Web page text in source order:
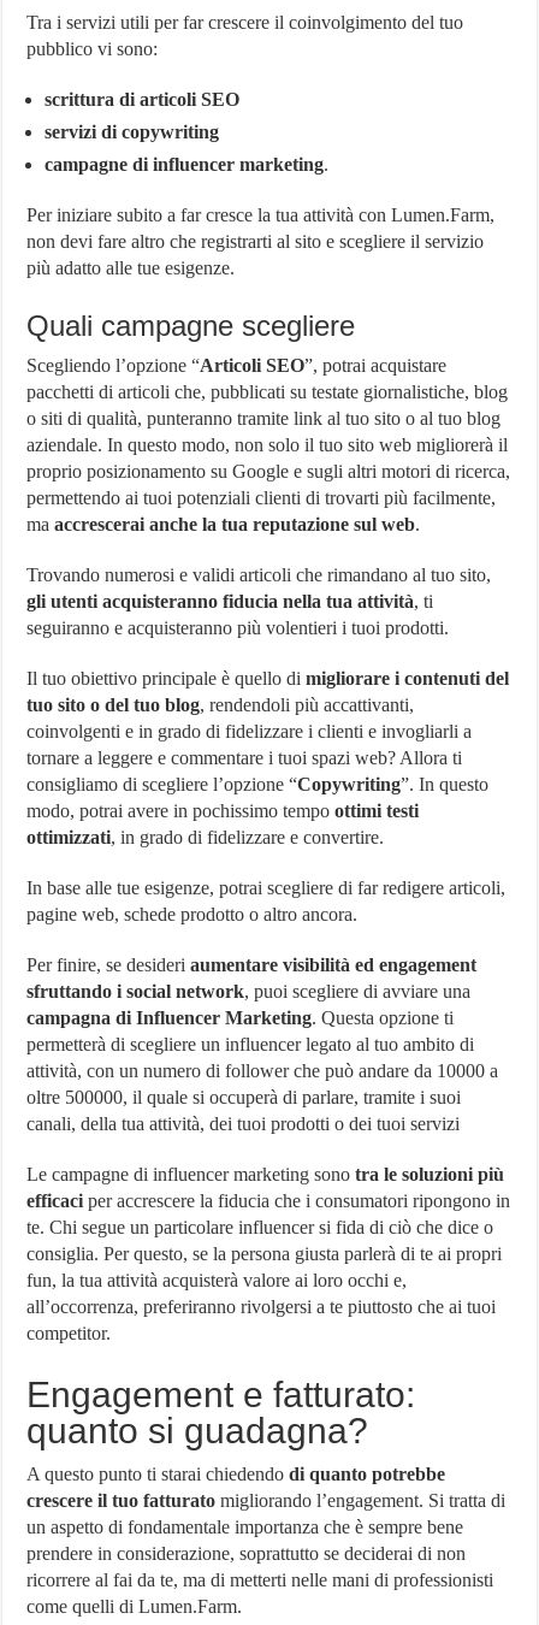
Tra i servizi utili per far crescere il coinvolgimento del tuo
pubblico vi sono:
scrittura di articoli SEO
servizi di copywriting
campagne di influencer marketing.
Per iniziare subito a far cresce la tua attività con Lumen.Farm,
non devi fare altro che registrarti al sito e scegliere il servizio
più adatto alle tue esigenze.
Quali campagne scegliere
Scegliendo l’opzione “Articoli SEO”, potrai acquistare
pacchetti di articoli che, pubblicati su testate giornalistiche, blog
o siti di qualità, punteranno tramite link al tuo sito o al tuo blog
aziendale. In questo modo, non solo il tuo sito web migliorerà il
proprio posizionamento su Google e sugli altri motori di ricerca,
permettendo ai tuoi potenziali clienti di trovarti più facilmente,
maaccrescerai anche la tua reputazione sul web.
Trovando numerosi e validi articoli che rimandano al tuo sito,
gli utenti acquisteranno fiducia nella tua attività, ti
seguiranno e acquisteranno più volentieri i tuoi prodotti.
Il tuo obiettivo principale è quello di migliorare i contenuti del
tuo sito o del tuo blog, rendendoli più accattivanti,
coinvolgenti e in grado di fidelizzare i clienti e invogliarli a
tornare a leggere e commentare i tuoi spazi web? Allora ti
consigliamo di scegliere l’opzione “Copywriting”. In questo
modo, potrai avere in pochissimo tempoottimi testi
ottimizzati, in grado di fidelizzare e convertire.
In base alle tue esigenze, potrai scegliere di far redigere articoli,
pagine web, schede prodotto o altro ancora.
Per finire, se desideri aumentare visibilità ed engagement
sfruttando i social network, puoi scegliere di avviare una
campagna di Influencer Marketing. Questa opzione ti
permetterà di scegliere un influencer legato al tuo ambito di
attività, con un numero di follower che può andare da 10000 a
oltre 500000, il quale si occuperà di parlare, tramite i suoi
canali, della tua attività, dei tuoi prodotti o dei tuoi servizi
Le campagne di influencer marketing sonotra le soluzioni più
efficaci per accrescere la fiducia che i consumatori ripongono in
te. Chi segue un particolare influencer si fida di ciò che dice o
consiglia. Per questo, se la persona giusta parlerà di te ai propri
fun, la tua attività acquisterà valore ai loro occhi e,
all’occorrenza, preferiranno rivolgersi a te piuttosto che ai tuoi
competitor.
Engagement e fatturato:
quanto si guadagna?
A questo punto ti starai chiedendo di quanto potrebbe
crescere il tuo fatturato migliorando l’engagement. Si tratta di
un aspetto di fondamentale importanza che è sempre bene
prendere in considerazione, soprattutto se deciderai di non
ricorrere al fai da te, ma di metterti nelle mani di professionisti
come quelli di Lumen.Farm.